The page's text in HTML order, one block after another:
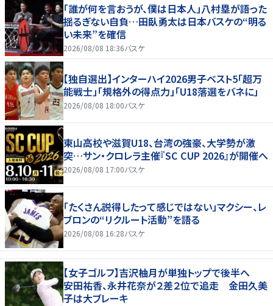
「誰が何を言おうが、僕は日本人」八村塁が語った
揺るぎない自負…田臥勇太は日本バスケの“明る
い未来”を確信
2026/08/08 18:36バスケ
【独自選出】インターハイ2026男子ベスト5「超万
能戦士」「規格外の得点力」「U18落選をバネに」
2026/08/08 18:00バスケ
東山高校や滋賀U18、台湾の強豪、大学勢が激
突…サン・クロレラ主催『SC CUP 2026』が開催へ
2026/08/08 17:00バスケ
「たくさん説得したって感じではない」マクシー、レ
ブロンの“リクルート活動”を語る
2026/08/08 16:28バスケ
【女子ゴルフ】吉沢柚月が単独トップで後半へ
安田祐香、永井花奈が２差２位で追走 金田久美
子は大ブレーキ